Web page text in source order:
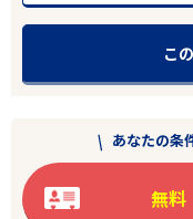
こ
あなたの条
無